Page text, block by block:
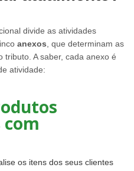
divide as atividades
anexos, que determinam as
A saber, cada anexo é
atividade:
os itens dos seus clientes